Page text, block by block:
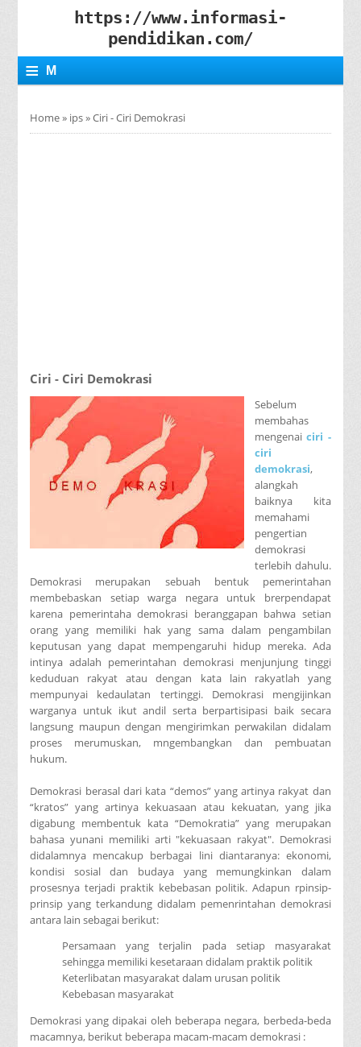
https://www.informasi-
pendidikan.com/
≡ M
Home» ips»Ciri - Ciri Demokrasi
Ciri - Ciri Demokrasi
Sebelum
membahas
mengenaiciri -
ciri
demokrasi,
alangkah
baiknya kita
memahami
pengertian
demokrasi
terlebih dahulu.
Demokrasi merupakan sebuah bentuk pemerintahan
membebaskan setiap warga negara untuk brerpendapat
karena pemerintaha demokrasi beranggapan bahwa setian
orang yang memiliki hak yang sama dalam pengambilan
keputusan yang dapat mempengaruhi hidup mereka. Ada
intinya adalah pemerintahan demokrasi menjunjung tinggi
keduduan rakyat atau dengan kata lain rakyatlah yang
mempunyai kedaulatan tertinggi. Demokrasi mengijinkan
warganya untuk ikut andil serta berpartisipasi baik secara
langsung maupun dengan mengirimkan perwakilan didalam
proses merumuskan, mngembangkan dan pembuatan
hukum.
Demokrasi berasal dari kata “demos” yang artinya rakyat dan
“kratos” yang artinya kekuasaan atau kekuatan, yang jika
digabung membentuk kata “Demokratia” yang merupakan
bahasa yunani memiliki arti "kekuasaan rakyat". Demokrasi
didalamnya mencakup berbagai lini diantaranya: ekonomi,
kondisi sosial dan budaya yang memungkinkan dalam
prosesnya terjadi praktik kebebasan politik. Adapun rpinsip-
prinsip yang terkandung didalam pemenrintahan demokrasi
antara lain sebagai berikut:
Persamaan yang terjalin pada setiap masyarakat
sehingga memiliki kesetaraan didalam praktik politik
Keterlibatan masyarakat dalam urusan politik
Kebebasan masyarakat
Demokrasi yang dipakai oleh beberapa negara, berbeda-beda
macamnya, berikut beberapa macam-macam demokrasi :